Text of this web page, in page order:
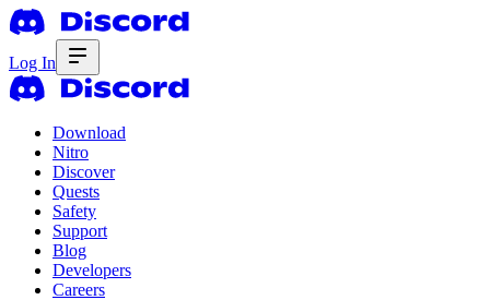
Log In
Download
Nitro
Discover
Quests
Safety
Support
Blog
Developers
Careers